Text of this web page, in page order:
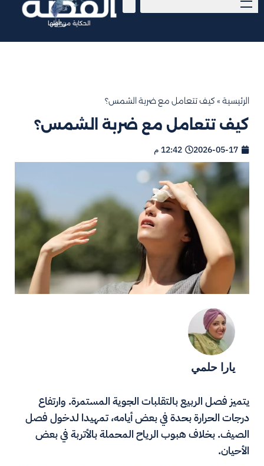
الحكاية من أولها
الرئيسية » كيف تتعامل مع ضربة الشمس؟
كيف تتعامل مع ضربة الشمس؟
2026-05-17 12:42 م
يارا حلمي
يتميز فصل الربيع بالتقلبات الجوية المستمرة. وارتفاع
درجات الحرارة بحدة في بعض أيامه، تمهيدا لدخول فصل
الصيف. بخلاف هبوب الرياح المحملة بالأتربة في بعض
الأحيان.